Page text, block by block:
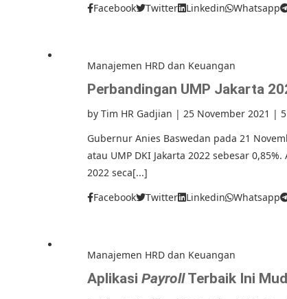
Facebook
Twitter Linkedin Whatsapp
Manajemen HRD dan Keuangan
Perbandingan UMP Jakarta
by Tim HR Gadjian | 25 November 2021 |
Gubernur Anies Baswedan pada 21
atau UMP DKI Jakarta 2022 sebesar
2022 seca[...]
Facebook
Twitter Linkedin Whatsapp
Manajemen HRD dan Keuangan
Aplikasi PayrollTerbaik Ini